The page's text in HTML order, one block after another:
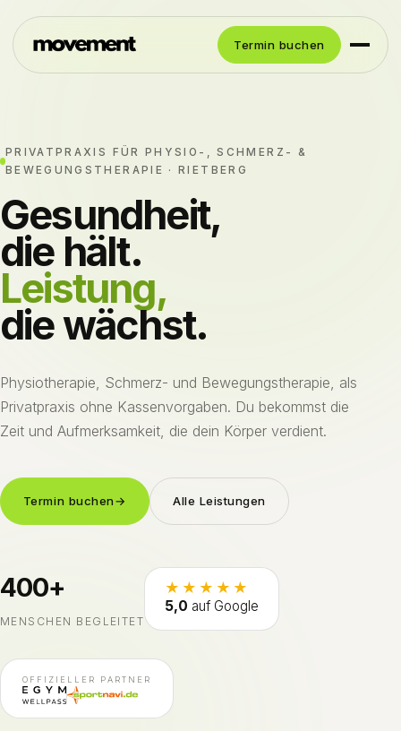
Termin buchen
PRIVATPRAXIS FÜR PHYSIO-, SCHMERZ- &
BEWEGUNGSTHERAPIE · RIETBERG
Gesundheit,
die hält.
Leistung,
die wächst.
Physiotherapie, Schmerz- und Bewegungstherapie, als
Privatpraxis ohne Kassenvorgaben. Du bekommst die
Zeit und Aufmerksamkeit, die dein Körper verdient.
Termin buchen→ Alle Leistungen
400+
MENSCHEN BEGLEITET
★★★★★
5,0 auf Google
OFFIZIELLER PARTNER